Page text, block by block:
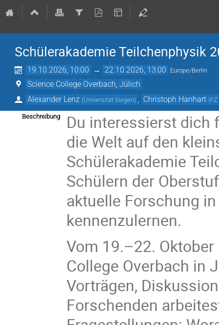
Schülerakademie Teilchenphysik
19.10.2026, 10:00 → 22.10.2026, 13:00 Europe/Berlin
Science College Overbach, Jülich
Alexander Lenz (Universität Siegen) Christoph Hanhart (
Beschreibung
Du interessierst dich
die Welt auf den
Schülerakademie
Schülern der
aktuelle Forschung
kennenzulernen.
Vom 19.–22.
College Overbach in
Vorträgen,
Forschenden